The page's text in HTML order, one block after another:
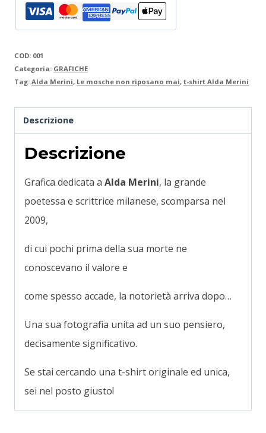
COD: 001
Categoria: GRAFICHE
Tag: Alda Merini, Le mosche non riposano mai, t-shirt Alda Merini
Descrizione
Descrizione
Grafica dedicata a Alda Merini, la grande
poetessa e scrittrice milanese, scomparsa nel
2009,
di cui pochi prima della sua morte ne
conoscevano il valore e
come spesso accade, la notorietà arriva dopo…
Una sua fotografia unita ad un suo pensiero,
decisamente significativo.
Se stai cercando una t-shirt originale ed unica,
sei nel posto giusto!